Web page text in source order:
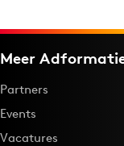
Meer
Partners
Events
Vacatures